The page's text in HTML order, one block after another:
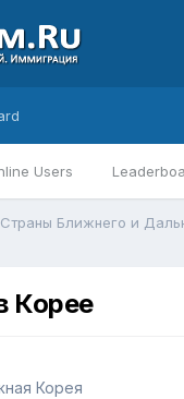
Users
Страны Ближнего и
Корее
Корея